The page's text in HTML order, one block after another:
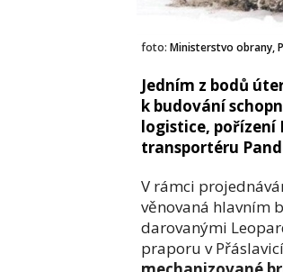
foto: Ministerstvo obrany,
Jedním z bodů
k budování
logistice, pořízení
transportéru
V rámci
věnovaná hlavním
darovanými
praporu v